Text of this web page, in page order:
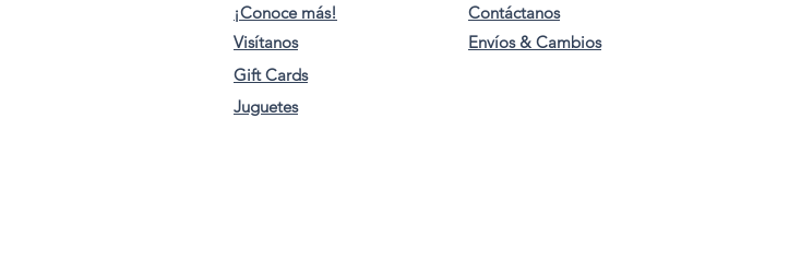
¡Conoce más!
Visítanos
Contáctanos
Envíos & Cambios
Gift Cards
Juguetes